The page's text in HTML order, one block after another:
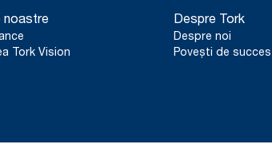
noastre
Tork Vision
Despre Tork
Despre noi
Povești de succes